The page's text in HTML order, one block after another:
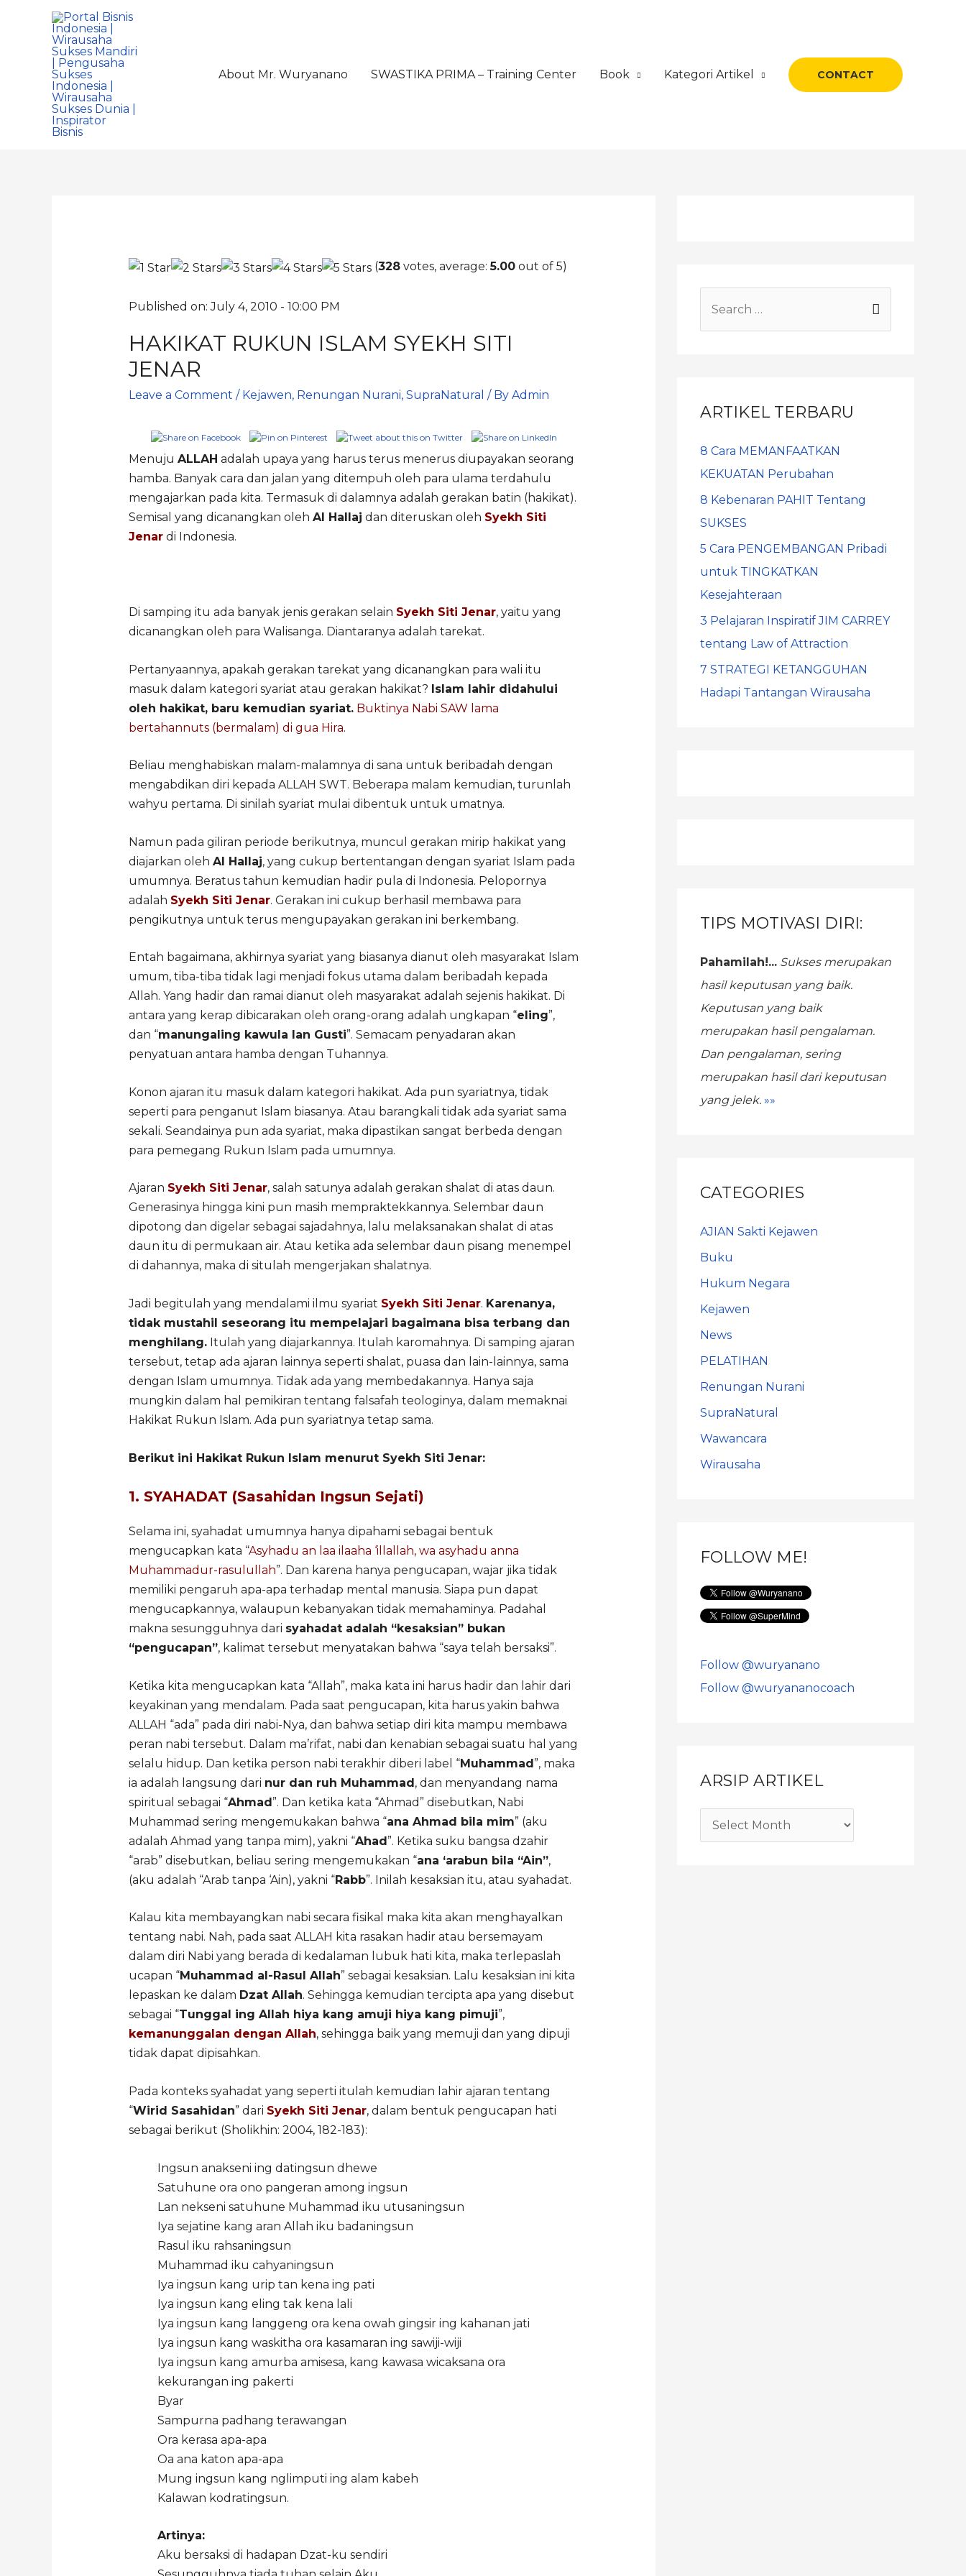
About Mr. Wuryanano SWASTIKA PRIMA – Training Center Book Kategori Artikel CONTACT
(328votes, average:5.00out of 5)
Published on: July 4, 2010 - 10:00 PM
HAKIKAT RUKUN ISLAM SYEKH SITI
JENAR
Leave a Comment / Kejawen, Renungan Nurani, SupraNatural / By Admin
Menuju ALLAH adalah upaya yang harus terus menerus diupayakan seorang
hamba. Banyak cara dan jalan yang ditempuh oleh para ulama terdahulu
mengajarkan pada kita. Termasuk di dalamnya adalah gerakan batin (hakikat).
Semisal yang dicanangkan oleh Al Hallaj dan diteruskan oleh Syekh Siti
Jenardi Indonesia.
Di samping itu ada banyak jenis gerakan selain Syekh Siti Jenar, yaitu yang
dicanangkan oleh para Walisanga. Diantaranya adalah tarekat.
Pertanyaannya, apakah gerakan tarekat yang dicanangkan para wali itu
masuk dalam kategori syariat atau gerakan hakikat? Islam lahir didahului
oleh hakikat, baru kemudian syariat. Buktinya Nabi SAW lama
bertahannuts (bermalam) di gua Hira.
Beliau menghabiskan malam-malamnya di sana untuk beribadah dengan
mengabdikan diri kepada ALLAH SWT. Beberapa malam kemudian, turunlah
wahyu pertama. Di sinilah syariat mulai dibentuk untuk umatnya.
Namun pada giliran periode berikutnya, muncul gerakan mirip hakikat yang
diajarkan oleh Al Hallaj, yang cukup bertentangan dengan syariat Islam pada
umumnya. Beratus tahun kemudian hadir pula di Indonesia. Pelopornya
adalah Syekh Siti Jenar. Gerakan ini cukup berhasil membawa para
pengikutnya untuk terus mengupayakan gerakan ini berkembang.
Entah bagaimana, akhirnya syariat yang biasanya dianut oleh masyarakat Islam
umum, tiba-tiba tidak lagi menjadi fokus utama dalam beribadah kepada
Allah. Yang hadir dan ramai dianut oleh masyarakat adalah sejenis hakikat. Di
antara yang kerap dibicarakan oleh orang-orang adalah ungkapan “eling”,
dan “manungaling kawula lan Gusti”. Semacam penyadaran akan
penyatuan antara hamba dengan Tuhannya.
Konon ajaran itu masuk dalam kategori hakikat. Ada pun syariatnya, tidak
seperti para penganut Islam biasanya. Atau barangkali tidak ada syariat sama
sekali. Seandainya pun ada syariat, maka dipastikan sangat berbeda dengan
para pemegang Rukun Islam pada umumnya.
Ajaran Syekh Siti Jenar, salah satunya adalah gerakan shalat di atas daun.
Generasinya hingga kini pun masih mempraktekkannya. Selembar daun
dipotong dan digelar sebagai sajadahnya, lalu melaksanakan shalat di atas
daun itu di permukaan air. Atau ketika ada selembar daun pisang menempel
di dahannya, maka di situlah mengerjakan shalatnya.
Jadi begitulah yang mendalami ilmu syariat Syekh Siti Jenar. Karenanya,
tidak mustahil seseorang itu mempelajari bagaimana bisa terbang dan
menghilang.Itulah yang diajarkannya. Itulah karomahnya. Di samping ajaran
tersebut, tetap ada ajaran lainnya seperti shalat, puasa dan lain-lainnya, sama
dengan Islam umumnya. Tidak ada yang membedakannya. Hanya saja
mungkin dalam hal pemikiran tentang falsafah teologinya, dalam memaknai
Hakikat Rukun Islam. Ada pun syariatnya tetap sama.
Berikut ini Hakikat Rukun Islam menurut Syekh Siti Jenar:
1. SYAHADAT (Sasahidan Ingsun Sejati)
Selama ini, syahadat umumnya hanya dipahami sebagai bentuk
mengucapkan kata “Asyhadu an laa ilaaha ‘illallah, wa asyhadu anna
Muhammadur-rasulullah”. Dan karena hanya pengucapan, wajar jika tidak
memiliki pengaruh apa-apa terhadap mental manusia. Siapa pun dapat
mengucapkannya, walaupun kebanyakan tidak memahaminya. Padahal
makna sesungguhnya dari syahadat adalah “kesaksian” bukan
“pengucapan”, kalimat tersebut menyatakan bahwa “saya telah bersaksi”.
Ketika kita mengucapkan kata “Allah”, maka kata ini harus hadir dan lahir dari
keyakinan yang mendalam. Pada saat pengucapan, kita harus yakin bahwa
ALLAH “ada” pada diri nabi-Nya, dan bahwa setiap diri kita mampu membawa
peran nabi tersebut. Dalam ma’rifat, nabi dan kenabian sebagai suatu hal yang
selalu hidup. Dan ketika person nabi terakhir diberi label “Muhammad”, maka
ia adalah langsung dari nur dan ruh Muhammad, dan menyandang nama
spiritual sebagai “Ahmad”. Dan ketika kata “Ahmad” disebutkan, Nabi
Muhammad sering mengemukakan bahwa “ana Ahmad bila mim” (aku
adalah Ahmad yang tanpa mim), yakni “Ahad”. Ketika suku bangsa dzahir
“arab” disebutkan, beliau sering mengemukakan “ana ‘arabun bila “Ain”,
(aku adalah “Arab tanpa ‘Ain), yakni “Rabb”. Inilah kesaksian itu, atau syahadat.
Kalau kita membayangkan nabi secara fisikal maka kita akan menghayalkan
tentang nabi. Nah, pada saat ALLAH kita rasakan hadir atau bersemayam
dalam diri Nabi yang berada di kedalaman lubuk hati kita, maka terlepaslah
ucapan “Muhammad al-Rasul Allah” sebagai kesaksian. Lalu kesaksian ini kita
lepaskan ke dalam Dzat Allah. Sehingga kemudian tercipta apa yang disebut
sebagai “Tunggal ing Allah hiya kang amuji hiya kang pimuji”,
kemanunggalan dengan Allah, sehingga baik yang memuji dan yang dipuji
tidak dapat dipisahkan.
Pada konteks syahadat yang seperti itulah kemudian lahir ajaran tentang
“Wirid Sasahidan” dari Syekh Siti Jenar, dalam bentuk pengucapan hati
sebagai berikut (Sholikhin: 2004, 182-183):
Ingsun anakseni ing datingsun dhewe
Satuhune ora ono pangeran among ingsun
Lan nekseni satuhune Muhammad iku utusaningsun
Iya sejatine kang aran Allah iku badaningsun
Rasul iku rahsaningsun
Muhammad iku cahyaningsun
Iya ingsun kang urip tan kena ing pati
Iya ingsun kang eling tak kena lali
Iya ingsun kang langgeng ora kena owah gingsir ing kahanan jati
Iya ingsun kang waskitha ora kasamaran ing sawiji-wiji
Iya ingsun kang amurba amisesa, kang kawasa wicaksana ora
kekurangan ing pakerti
Byar
Sampurna padhang terawangan
Ora kerasa apa-apa
Oa ana katon apa-apa
Mung ingsun kang nglimputi ing alam kabeh
Kalawan kodratingsun.
Artinya:
Aku bersaksi di hadapan Dzat-ku sendiri
ARTIKEL TERBARU
8 Cara MEMANFAATKAN
KEKUATAN Perubahan
8 Kebenaran PAHIT Tentang
SUKSES
5 Cara PENGEMBANGAN Pribadi
untuk TINGKATKAN
Kesejahteraan
3 Pelajaran Inspiratif JIM CARREY
tentang Law of Attraction
7 STRATEGI KETANGGUHAN
Hadapi Tantangan Wirausaha
TIPS MOTIVASI DIRI:
Pahamilah!... Sukses merupakan
hasil keputusan yang baik.
Keputusan yang baik
merupakan hasil pengalaman.
Dan pengalaman, sering
merupakan hasil dari keputusan
yang jelek. »»
CATEGORIES
AJIAN Sakti Kejawen
Buku
Hukum Negara
Kejawen
News
PELATIHAN
Renungan Nurani
SupraNatural
Wawancara
Wirausaha
FOLLOW ME!
Follow @wuryanano
Follow @wuryananocoach
ARSIP ARTIKEL